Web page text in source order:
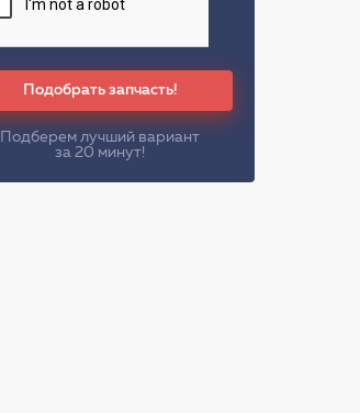
Подобрать запчасть!
Подберем лучший вариант
за 20 минут!